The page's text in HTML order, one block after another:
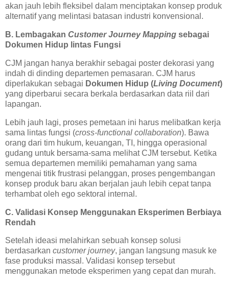
akan jauh lebih fleksibel dalam menciptakan konsep produk
alternatif yang melintasi batasan industri konvensional.
B. Lembagakan Customer Journey Mapping sebagai
Dokumen Hidup lintas Fungsi
CJM jangan hanya berakhir sebagai poster dekorasi yang
indah di dinding departemen pemasaran. CJM harus
diperlakukan sebagai Dokumen Hidup (Living Document)
yang diperbarui secara berkala berdasarkan data riil dari
lapangan.
Lebih jauh lagi, proses pemetaan ini harus melibatkan kerja
sama lintas fungsi (cross-functional collaboration). Bawa
orang dari tim hukum, keuangan, TI, hingga operasional
gudang untuk bersama-sama melihat CJM tersebut. Ketika
semua departemen memiliki pemahaman yang sama
mengenai titik frustrasi pelanggan, proses pengembangan
konsep produk baru akan berjalan jauh lebih cepat tanpa
terhambat oleh ego sektoral internal.
C. Validasi Konsep Menggunakan Eksperimen Berbiaya
Rendah
Setelah ideasi melahirkan sebuah konsep solusi
berdasarkan customer journey, jangan langsung masuk ke
fase produksi massal. Validasi konsep tersebut
menggunakan metode eksperimen yang cepat dan murah.